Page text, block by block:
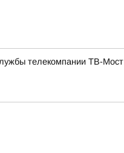
телекомпании ТВ-